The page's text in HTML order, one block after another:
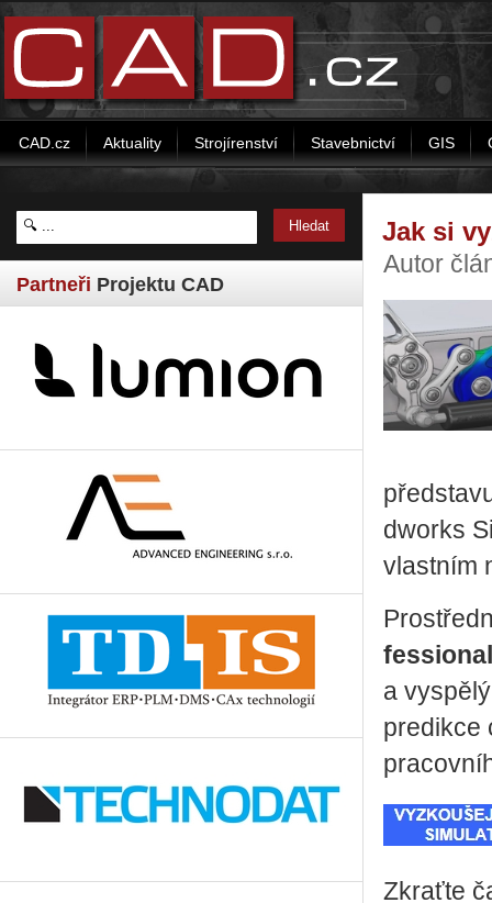
CAD.cz Aktuality Strojírenství Stavebnictví GIS
Partneři Projektu CAD
Jak si
Autor
dworks
vlast­ním
a
pre­dik­ce
Zkrať­te